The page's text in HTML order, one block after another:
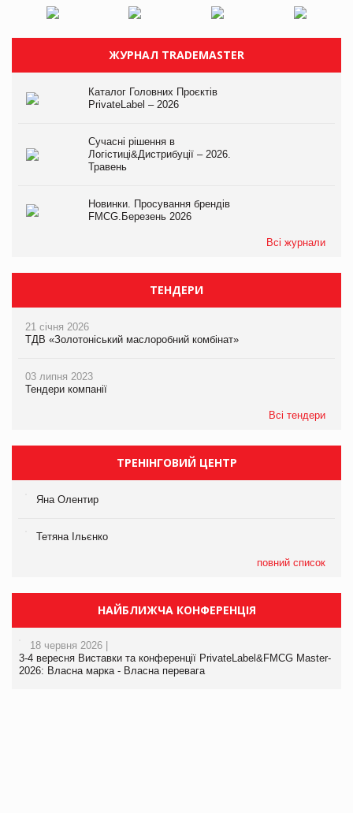
ЖУРНАЛ TRADEMASTER
Каталог Головних Проєктів
PrivateLabel – 2026
Сучасні рішення в
Логістиці&Дистрибуції – 2026.
Травень
Новинки. Просування брендів
FMCG.Березень 2026
Всі журнали
ТЕНДЕРИ
21 січня 2026
ТДВ «Золотоніський маслоробний комбінат»
03 липня 2023
Тендери компанії
Всі тендери
ТРЕНІНГОВИЙ ЦЕНТР
Яна Олентир
Тетяна Ільєнко
повний список
НАЙБЛИЖЧА КОНФЕРЕНЦІЯ
18 червня 2026 |
3-4 вересня Виставки та конференції PrivateLabel&FMCG Master-
2026: Власна марка - Власна перевага